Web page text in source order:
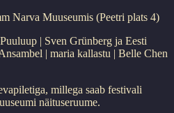
Narva Muuseumis (Peetri plats 4)
| Sven Grünberg ja Eesti
| maria kallastu | Belle Chen
millega saab festivali
näituseruume.